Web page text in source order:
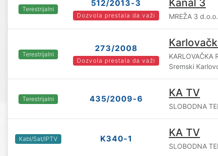
Terestrijalni
512/2013-3
Dozvola prestala da važi
Kanal 3
MREŽA 3
Terestrijalni
273/2008
Dozvola prestala da važi
KARLOVAČKA
Sremski
Terestrijalni 435/2009-6 KA TV
SLOBODNA
Kabl/Sat/IPTV K340-1 KA TV
SLOBODNA